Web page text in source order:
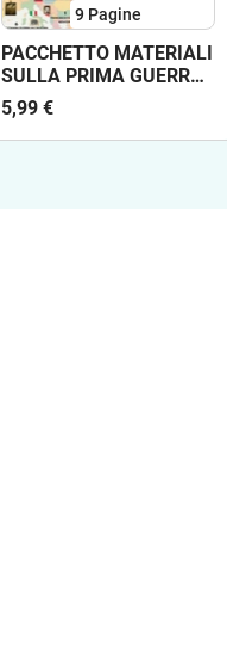
9 Pagine
PACCHETTO MATERIALI
SULLA PRIMA GUERRA
MONDIALE
5,99 €